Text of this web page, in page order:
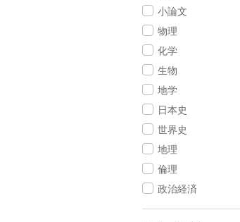
小論文
物理
化学
生物
地学
日本史
世界史
地理
倫理
政治経済